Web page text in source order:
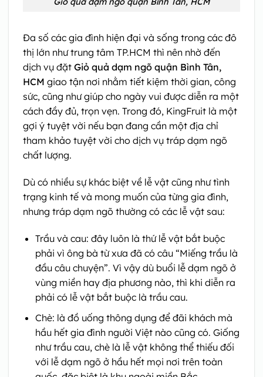
Đa số các gia đình hiện đại và sống trong các đô
thị lớn như trung tâm TP.HCM thì nên nhờ đến
dịch vụ đặt Giỏ quả dạm ngõ quận Bình Tân,
HCM giao tận nơi nhằm tiết kiệm thời gian, công
sức, cũng như giúp cho ngày vui được diễn ra một
cách đầy đủ, trọn vẹn. Trong đó, KingFruit là một
gợi ý tuyệt vời nếu bạn đang cần một địa chỉ
tham khảo tuyệt vời cho dịch vụ tráp dạm ngõ
chất lượng.
Dù có nhiều sự khác biệt về lễ vật cũng như tình
trạng kinh tế và mong muốn của từng gia đình,
nhưng tráp dạm ngõ thường có các lễ vật sau:
Trầu và cau: đây luôn là thứ lễ vật bắt buộc
phải vì ông bà từ xưa đã có câu “Miếng trầu là
đầu câu chuyện”. Vì vậy dù buổi lễ dạm ngõ ở
vùng miền hay địa phương nào, thì khi diễn ra
phải có lễ vật bắt buộc là trầu cau.
Chè: là đồ uống thông dụng để đãi khách mà
hầu hết gia đình người Việt nào cũng có. Giống
như trầu cau, chè là lễ vật không thể thiếu đối
với lễ dạm ngõ ở hầu hết mọi nơi trên toàn